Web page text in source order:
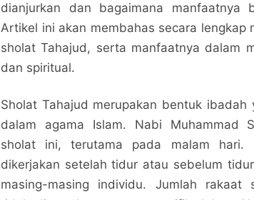
dianjurkan dan bagaimana
Artikel ini akan membahas secara lengkap
sholat Tahajud, serta manfaatnya dalam
dan spiritual.
Sholat Tahajud merupakan bentuk ibadah
dalam agama Islam. Nabi Muhammad
sholat ini, terutama pada malam hari.
dikerjakan setelah tidur atau sebelum
masing-masing individu. Jumlah rakaat